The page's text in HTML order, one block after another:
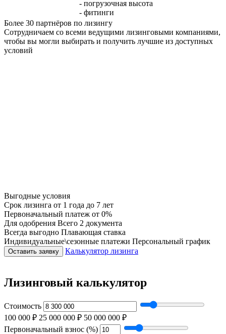
- погрузочная высота
- фитинги
Более 30 партнёров по лизингу
Сотрудничаем со всеми ведущими лизинговыми компаниями,
чтобы вы могли выбирать и получить лучшие из доступных
условий
Выгодные условия
Срок лизинга от 1 года до 7 лет
Первоначальный платеж от 0%
Для одобрения Всего 2 документа
Всегда выгодно Плавающая ставка
Индивидуальные\сезонные платежи Персональный график
Оставить заявку Калькулятор лизинга
Лизинговый калькулятор
Стоимость
100 000 ₽ 25 000 000 ₽ 50 000 000 ₽
Первоначальный взнос (%)